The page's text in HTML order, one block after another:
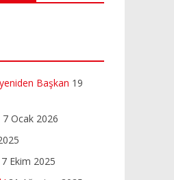
Başkan 19
7 Ocak 2026
7 Ekim 2025